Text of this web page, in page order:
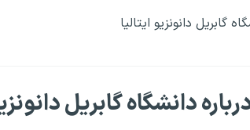
گابریل دانونزیو ایتالیا
دانشگاه گابریل